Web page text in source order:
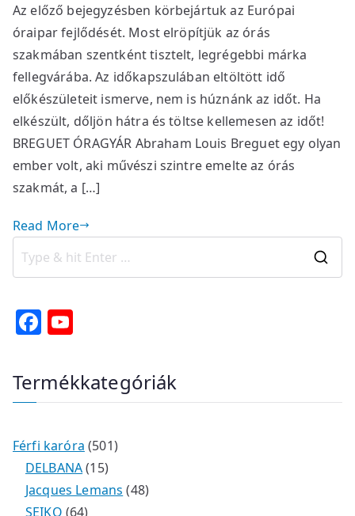
Az előző bejegyzésben körbejártuk az Európai
óraipar fejlődését. Most elröpítjük az órás
szakmában szentként tisztelt, legrégebbi márka
fellegvárába. Az időkapszulában eltöltött idő
előkészületeit ismerve, nem is húznánk az időt. Ha
elkészült, dőljön hátra és töltse kellemesen az időt!
BREGUET ÓRAGYÁR Abraham Louis Breguet egy olyan
ember volt, aki művészi szintre emelte az órás
szakmát, a […]
Read More
f
F
c
e
o
o
k
u
T
b
e
Termékkategóriák
Férfi karóra 5015
1
DELBANA 151
5
Jacques Lemans 484
SEIKO 646